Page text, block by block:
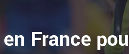
France